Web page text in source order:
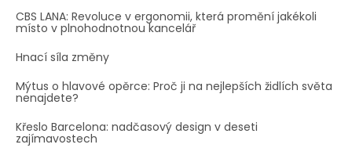
CBS LANA: Revoluce v ergonomii, která promění jakékoli
místo v plnohodnotnou kancelář
Hnací síla změny
Mýtus o hlavové opěrce: Proč ji na nejlepších židlích světa
nenajdete?
Křeslo Barcelona: nadčasový design v deseti
zajímavostech